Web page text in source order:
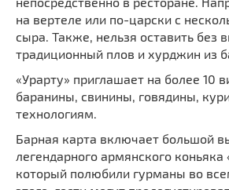
на вертеле или по-царски с
сыра. Также, нельзя оставить без
традиционный плов и хурджин из
«Урарту» приглашает на более 10
баранины, свинины, говядины,
технологиям.
Барная карта включает большой
легендарного армянского коньяка
который полюбили гурманы во